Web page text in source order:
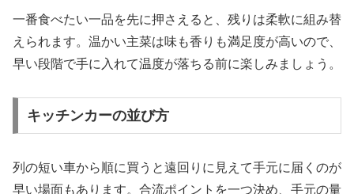
一番食べたい一品を先に押さえると、残りは柔軟に組み替
えられます。温かい主菜は味も香りも満足度が高いので、
早い段階で手に入れて温度が落ちる前に楽しみましょう。
キッチンカーの並び方
列の短い車から順に買うと遠回りに見えて手元に届くのが
早い場面もあります。合流ポイントを一つ決め、手元の量